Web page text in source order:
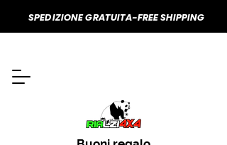
SPEDIZIONE GRATUITA-FREE SHIPPING